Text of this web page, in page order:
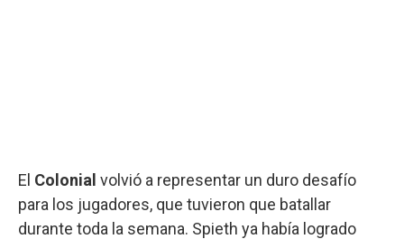
El Colonial volvió a representar un duro desafío
para los jugadores, que tuvieron que batallar
durante toda la semana. Spieth ya había logrado